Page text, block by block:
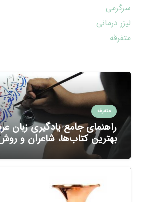
سرگرمی
لیزر درمانی
متفرقه
متفرقه
راهنمای جامع یادگیری زبان
بهترین کتاب‌ها، شاعران و